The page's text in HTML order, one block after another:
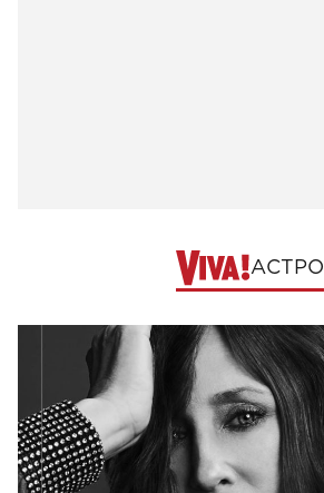
АСТРО